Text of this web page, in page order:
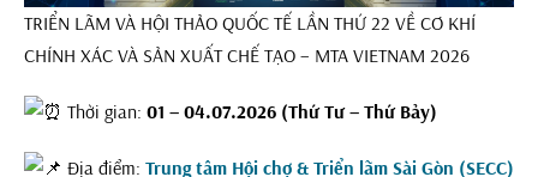
TRIỂN LÃM VÀ HỘI THẢO QUỐC TẾ LẦN THỨ 22 VỀ CƠ KHÍ
CHÍNH XÁC VÀ SẢN XUẤT CHẾ TẠO – MTA VIETNAM 2026
Thời gian: 01 – 04.07.2026 (Thứ Tư – Thứ Bảy)
Địa điểm: Trung tâm Hội chợ & Triển lãm Sài Gòn (SECC)